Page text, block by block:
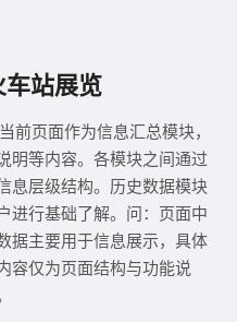
站展览
页面作为信息汇总模块，
明等内容。各模块之间通过
息层级结构。历史数据模块
进行基础了解。问：页面中
据主要用于信息展示，具体
容仅为页面结构与功能说